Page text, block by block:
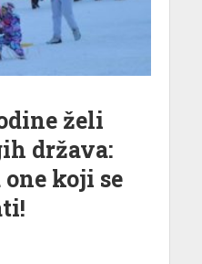
želi
država:
koji se